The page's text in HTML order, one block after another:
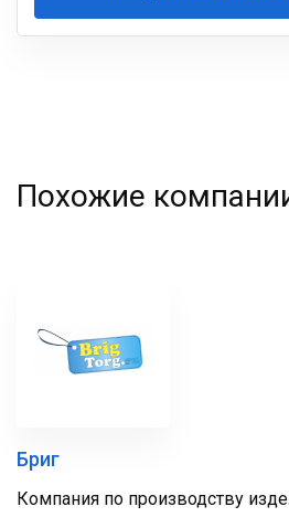
Ваша
Похожие
Бриг
Компания по производству